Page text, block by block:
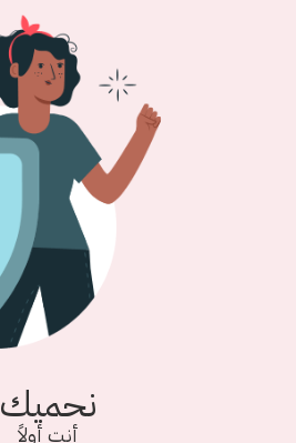
نحميك
أنت أولاً